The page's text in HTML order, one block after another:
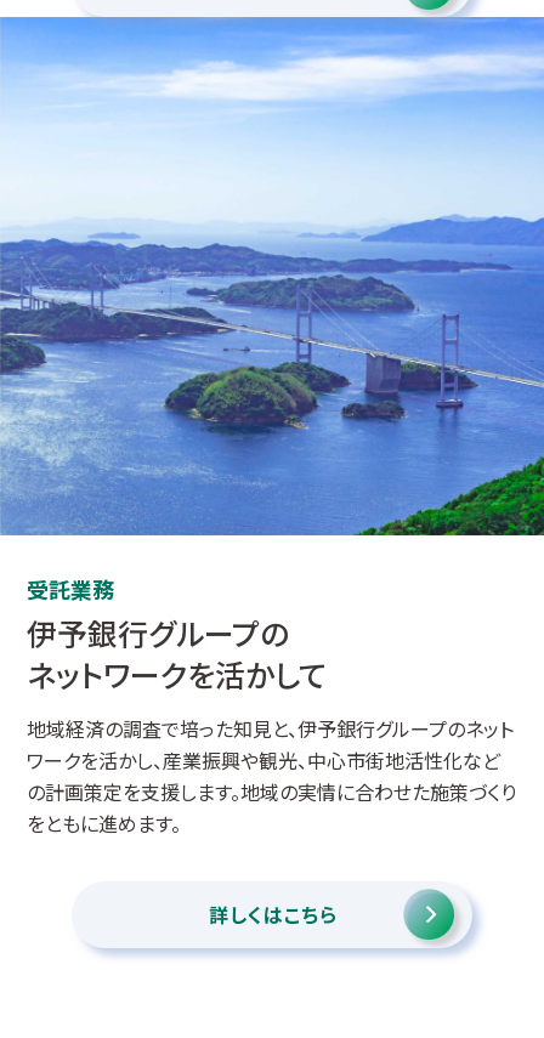
受託業務
伊予銀行グループの
ネットワークを活かして
地域経済の調査で培った知見と、伊予銀行グループのネット
ワークを活かし、産業振興や観光、中心市街地活性化など
の計画策定を支援します。地域の実情に合わせた施策づくり
をともに進めます。
詳しくはこちら